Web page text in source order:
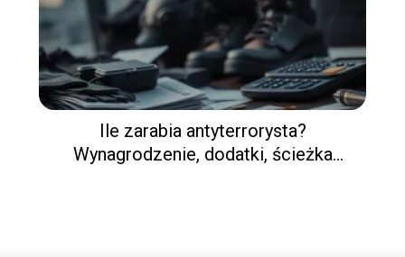
Ile zarabia antyterrorysta?
Wynagrodzenie, dodatki, ścieżka